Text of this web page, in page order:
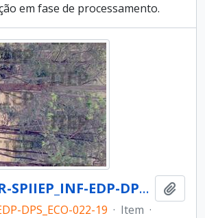
em fase de processamento.
Ecologia : BR-SPIIEP_INF-EDP-DPS_ECO-022-19 [diapositivo]
DPS_ECO-022-19 · Item ·